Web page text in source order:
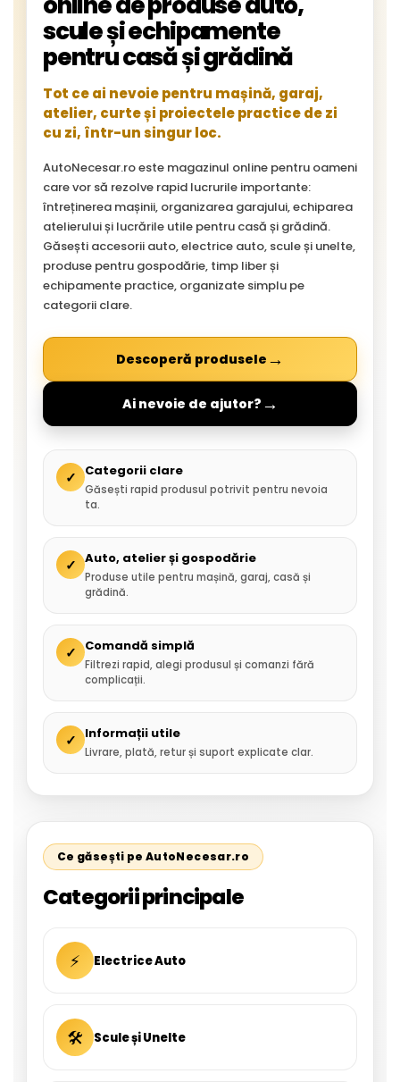
scule și echipamente
pentru casă și grădină
Tot ce ai nevoie pentru mașină, garaj,
atelier, curte și proiectele practice de zi
cu zi, într-un singur loc.
AutoNecesar.ro este magazinul online pentru oameni
care vor să rezolve rapid lucrurile importante:
întreținerea mașinii, organizarea garajului, echiparea
atelierului și lucrările utile pentru casă și grădină.
Găsești accesorii auto, electrice auto, scule și unelte,
produse pentru gospodărie, timp liber și
echipamente practice, organizate simplu pe
categorii clare.
Descoperă produsele →
Ai nevoie de ajutor? →
✓ Categorii clare
Găsești rapid produsul potrivit pentru nevoia
ta.
✓ Auto, atelier și gospodărie
Produse utile pentru mașină, garaj, casă și
grădină.
✓ Comandă simplă
Filtrezi rapid, alegi produsul și comanzi fără
complicații.
✓ Informații utile
Livrare, plată, retur și suport explicate clar.
Ce găsești pe AutoNecesar.ro
Categorii principale
⚡ Electrice Auto
🛠 Scule și Unelte